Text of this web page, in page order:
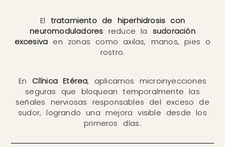
El tratamiento de hiperhidrosis con
neuromoduladores reduce la sudoración
excesiva en zonas como axilas, manos, pies o
rostro.
En Clínica Etérea, aplicamos microinyecciones
seguras que bloquean temporalmente las
señales nerviosas responsables del exceso de
sudor, logrando una mejora visible desde los
primeros días.